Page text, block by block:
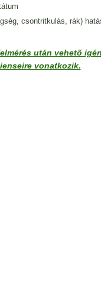
csontritkulás, rák)
után vehető
vonatkozik.